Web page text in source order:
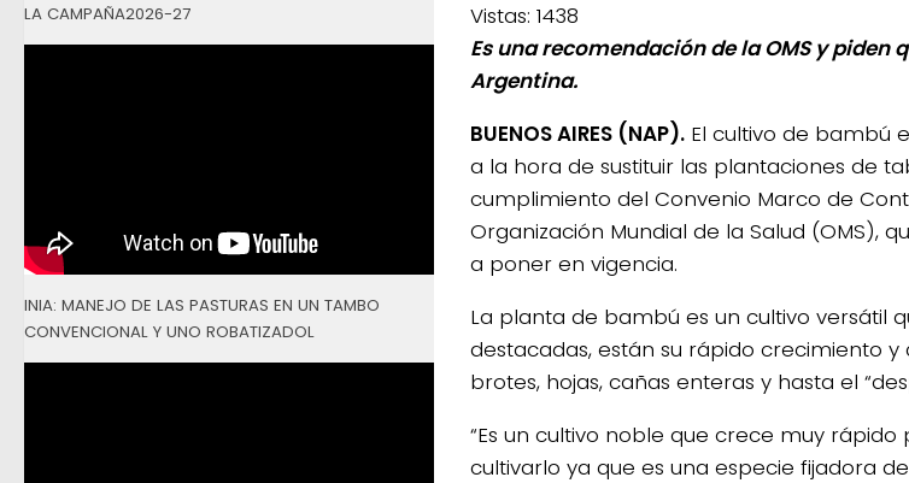
Vistas: 1438
Es una recomendación de la OMS y piden
Argentina.
BUENOS AIRES (NAP). El cultivo de bambú
a la hora de sustituir las plantaciones de
cumplimiento del Convenio Marco de
Organización Mundial de la Salud (OMS),
a poner en vigencia.
La planta de bambú es un cultivo versátil
destacadas, están su rápido crecimiento
brotes, hojas, cañas enteras y hasta el
“Es un cultivo noble que crece muy rápido
cultivarlo ya que es una especie fijadora
LA CAMPAÑA2026-27
INIA: MANEJO DE LAS PASTURAS EN UN TAMBO
CONVENCIONAL Y UNO ROBATIZADOL